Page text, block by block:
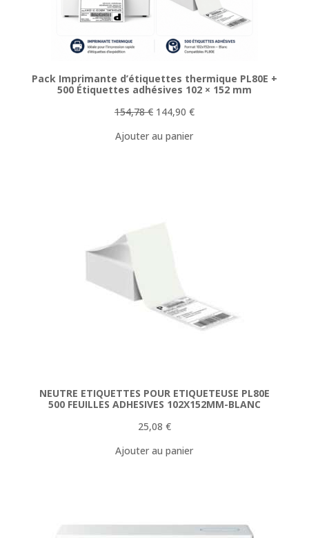
Pack Imprimante d’étiquettes thermique PL80E +
500 Étiquettes adhésives 102 × 152 mm
154,78€ Le
initial
144,90 €Le
Ajouter au panier
NEUTRE ETIQUETTES POUR ETIQUETEUSE PL80E
500 FEUILLES ADHESIVES 102X152MM-BLANC
25,08 €
Ajouter au panier